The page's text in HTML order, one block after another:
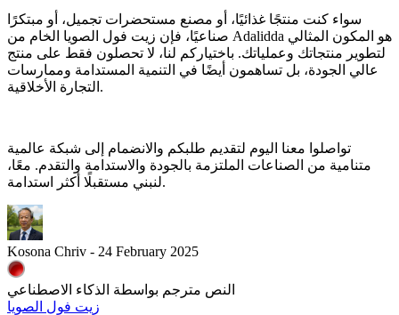
سواء كنت منتجًا غذائيًا، أو مصنع مستحضرات تجميل، أو مبتكرًا
صناعيًا، فإن زيت فول الصويا الخام من Adalidda هو المكون المثالي
لتطوير منتجاتك وعملياتك. باختياركم لنا، لا تحصلون فقط على منتج
عالي الجودة، بل تساهمون أيضًا في التنمية المستدامة وممارسات
التجارة الأخلاقية.
تواصلوا معنا اليوم لتقديم طلبكم والانضمام إلى شبكة عالمية
متنامية من الصناعات الملتزمة بالجودة والاستدامة والتقدم. معًا،
لنبني مستقبلًا أكثر استدامة.
Kosona Chriv - 24 February 2025
النص مترجم بواسطة الذكاء الاصطناعي
زيت فول الصويا